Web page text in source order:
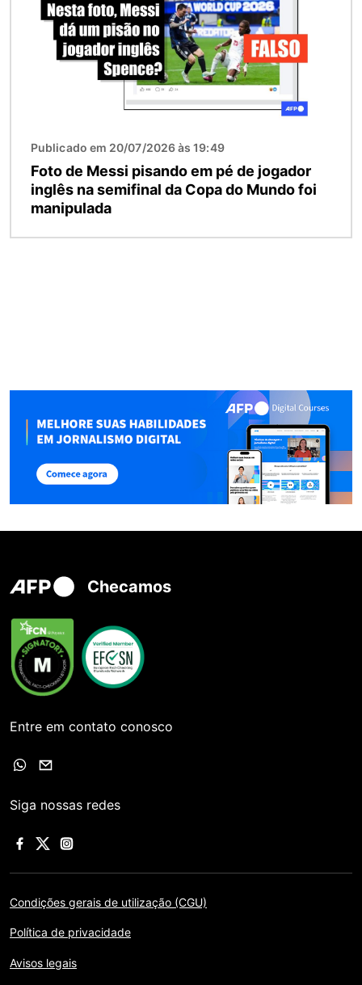
Publicado em 20/07/2026 às 19:49
Foto de Messi pisando em pé de jogador
inglês na semifinal da Copa do Mundo foi
manipulada
Checamos
Entre em contato conosco
Siga nossas redes
Condições gerais de utilização (CGU)
Política de privacidade
Avisos legais